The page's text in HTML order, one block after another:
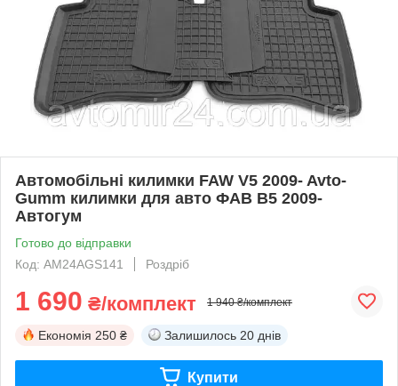
Автомобільні килимки FAW V5 2009- Avto-
Gumm килимки для авто ФАВ В5 2009-
Автогум
Готово до відправки
Код: AM24AGS141
Роздріб
1 690 ₴/комплект 1 940 ₴/комплект
Економія 250 ₴ Залишилось 20 днів
Купити